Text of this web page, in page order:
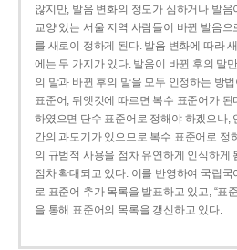
않지만, 발음 변화의 정도가 심하거나 발음
교양 있는 서울 지역 사람들이 바뀐 발음
를 새로이 정하게 된다. 발음 변화에 따라
에는 두 가지가 있다. 발음이 바뀐 후의 말
의 말과 바뀐 후의 말을 모두 인정하는 방
표준어, 뒤엣것에 따르면 복수 표준어가
하였으면 단수 표준어로 정해야 하겠으나,
간의 과도기가 있으므로 복수 표준어로 정
의 규범적 사용을 점차 유연하게 인식하게
점차 확대되고 있다. 이를 반영하여 국립
로 표준어 추가 목록을 발표하고 있고, “표
을 통해 표준어의 목록을 갱신하고 있다.